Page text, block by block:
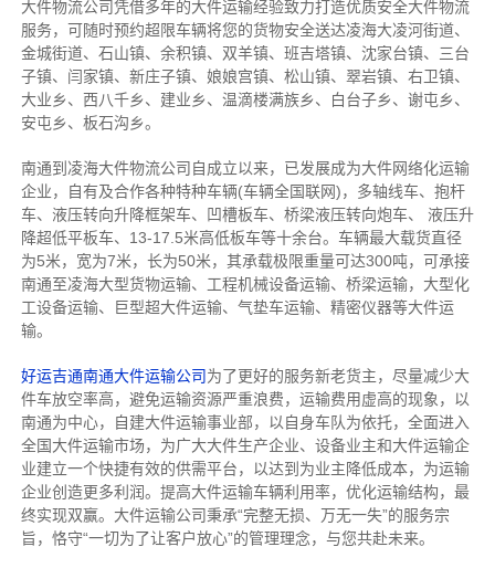
大件物流公司凭借多年的大件运输经验致力打造优质安全大件物流
服务，可随时预约超限车辆将您的货物安全送达凌海大凌河街道、
金城街道、石山镇、余积镇、双羊镇、班吉塔镇、沈家台镇、三台
子镇、闫家镇、新庄子镇、娘娘宫镇、松山镇、翠岩镇、右卫镇、
大业乡、西八千乡、建业乡、温滴楼满族乡、白台子乡、谢屯乡、
安屯乡、板石沟乡。
南通到凌海大件物流公司自成立以来，已发展成为大件网络化运输
企业，自有及合作各种特种车辆(车辆全国联网)，多轴线车、抱杆
车、液压转向升降框架车、凹槽板车、桥梁液压转向炮车、 液压升
降超低平板车、13-17.5米高低板车等十余台。车辆最大载货直径
为5米，宽为7米，长为50米，其承载极限重量可达300吨，可承接
南通至凌海大型货物运输、工程机械设备运输、桥梁运输，大型化
工设备运输、巨型超大件运输、气垫车运输、精密仪器等大件运
输。
好运吉通南通大件运输公司为了更好的服务新老货主，尽量减少大
件车放空率高，避免运输资源严重浪费，运输费用虚高的现象，以
南通为中心，自建大件运输事业部，以自身车队为依托，全面进入
全国大件运输市场，为广大大件生产企业、设备业主和大件运输企
业建立一个快捷有效的供需平台，以达到为业主降低成本，为运输
企业创造更多利润。提高大件运输车辆利用率，优化运输结构，最
终实现双赢。大件运输公司秉承“完整无损、万无一失”的服务宗
旨，恪守“一切为了让客户放心”的管理理念，与您共赴未来。